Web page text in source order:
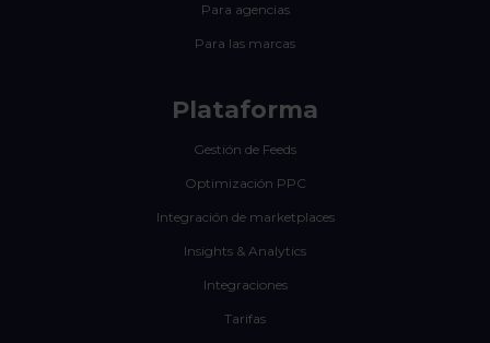
Para agencias
Para las marcas
Plataforma
Gestión de Feeds
Optimización PPC
Integración de marketplaces
Insights & Analytics
Integraciones
Tarifas